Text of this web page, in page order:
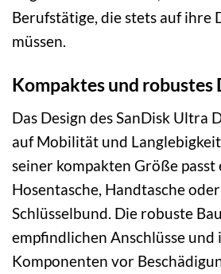
Berufstätige, die stets auf ihre
müssen.
Kompaktes und robustes
Das Design des SanDisk Ultra
auf Mobilität und
seiner kompakten Größe
Hosentasche, Handtasche
Schlüsselbund. Die robuste
empfindlichen Anschlüsse und
Komponenten vor